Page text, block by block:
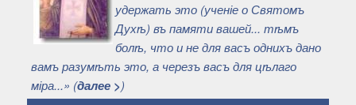
удержать это (ученіе о Святомъ
Духѣ) въ памяти вашей... тѣмъ
болѣ, что и не для васъ однихъ дано
вамъ разумѣть это, а черезъ васъ для цѣлаго
міра...» (далее >)